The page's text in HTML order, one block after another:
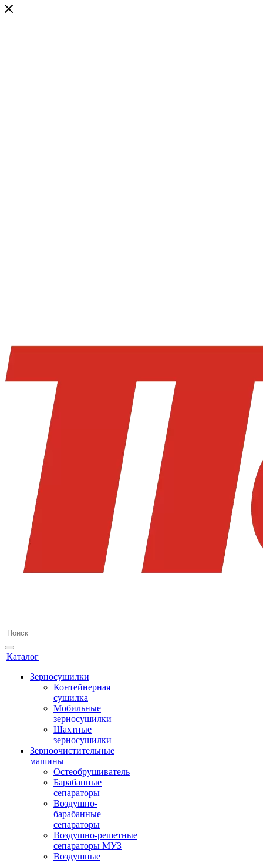
Каталог
Зерносушилки
Контейнерная
сушилка
Мобильные
зерносушилки
Шахтные
зерносушилки
Зерноочистительные
машины
Остеобрушиватель
Барабанные
сепараторы
Воздушно-
барабанные
сепараторы
Воздушно-решетные
сепараторы МУЗ
Воздушные